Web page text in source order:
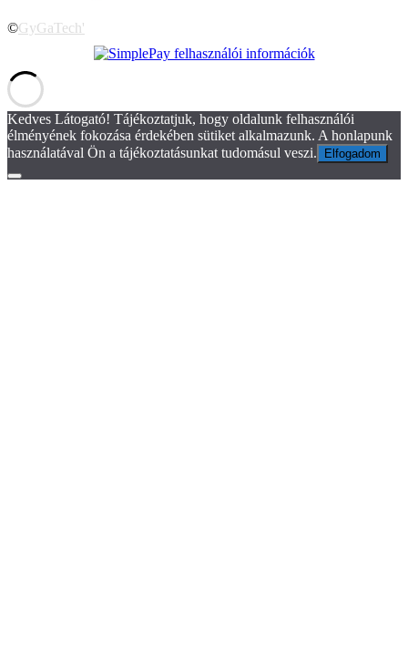
©GyGaTech'
Kedves Látogató! Tájékoztatjuk, hogy oldalunk felhasználói
élményének fokozása érdekében sütiket alkalmazunk. A honlapunk
használatával Ön a tájékoztatásunkat tudomásul veszi.
Elfogadom